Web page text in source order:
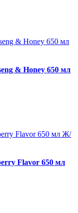
& Honey 650 мл
Flavor 650 мл